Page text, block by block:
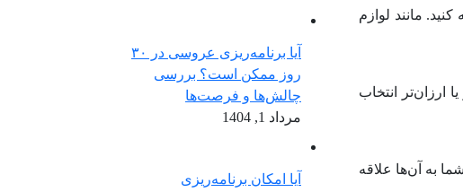
مانند لوازم
ارزان‌تر انتخاب
به آن‌ها علاقه
آیا برنامه‌ریزی عروسی در ۳۰
روز ممکن است؟ بررسی
چالش‌ها و فرصت‌ها
مرداد 1, 1404
آیا امکان برنامه‌ریزی